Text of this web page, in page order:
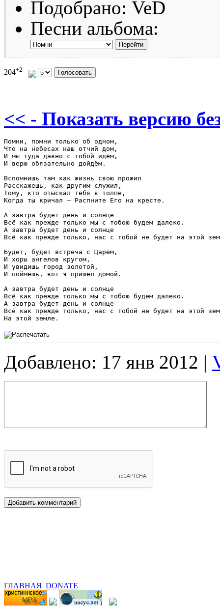
Подобрано: VeD
Песни альбома:
204+2
<< - Показать версию
Помни, помни только об одном,
Что на небесах наш отчий дом,
И мы туда давно с тобой идём,
И верю обязательно дойдём.
Вспомнишь там как жизнь свою прожил
Расскажешь, как другим служил,
Тому, кто отыскал тебя в толпе,
Когда ты кричал – Распните Его на кресте.
А завтра будет день и солнце
Всё как прежде только мы с тобою будем далеко.
А завтра будет день и солнце
Всё как прежде только, нас с тобой не будет на этой
Будет, будет встреча с Царём,
И хоры ангелов кругом,
И увидишь город золотой,
И поймёшь, вот я пришёл домой.
А завтра будет день и солнце
Всё как прежде только мы с тобою будем далеко.
А завтра будет день и солнце
Всё как прежде только, нас с тобой не будет на этой
На этой земле.
Добавлено: 17 янв 2012 |
ГЛАВНАЯ DONATE